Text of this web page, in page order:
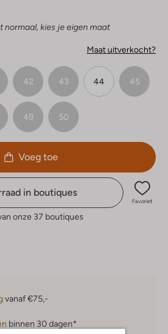
normaal, kies je eigen maat
Maat uitverkocht?
42 43 44 45
49 50
Voeg toe
in boutiques
Favoriet
onze 37 boutiques
vanaf €75,-
binnen 30 dagen*